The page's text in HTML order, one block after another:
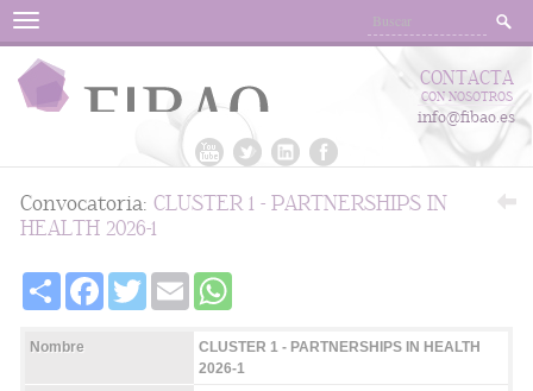
Menu
CONTACTA
CON NOSOTROS
info@fibao.es
Convocatoria: CLUSTER 1 - PARTNERSHIPS IN
HEALTH 2026-1
Share FacebookTwitter Email
Nombre
CLUSTER 1 - PARTNERSHIPS IN HEALTH
2026-1